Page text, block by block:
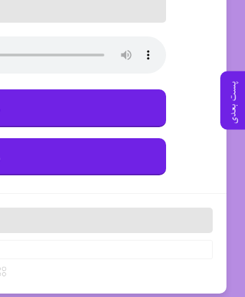
پست بعدی